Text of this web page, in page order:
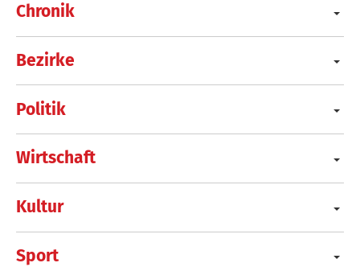
Chronik
Bezirke
Politik
Wirtschaft
Kultur
Sport